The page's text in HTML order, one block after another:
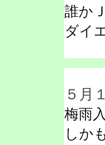
誰か
ダイ
５月
梅雨
しか